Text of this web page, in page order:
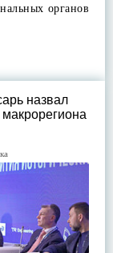
органов
назвал